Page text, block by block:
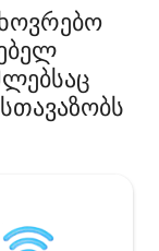
ხედები იშლება
Ბრენსონის
წუთის სავალზე,
მდებარე ეს
აერთიანებს
საწოლები და